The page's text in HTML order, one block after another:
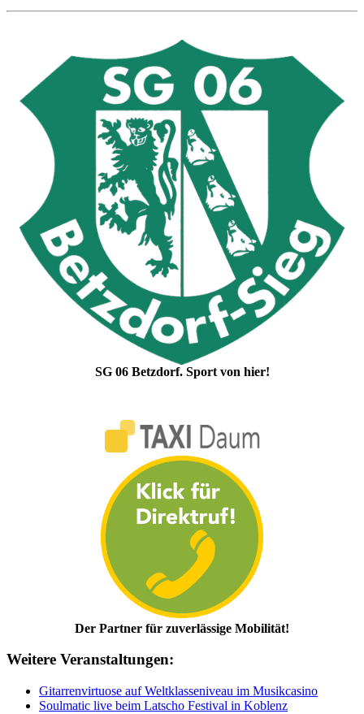
SG 06 Betzdorf. Sport von hier!
Der Partner für zuverlässige Mobilität!
Weitere Veranstaltungen:
Gitarrenvirtuose auf Weltklasseniveau im Musikcasino
Soulmatic live beim Latscho Festival in Koblenz